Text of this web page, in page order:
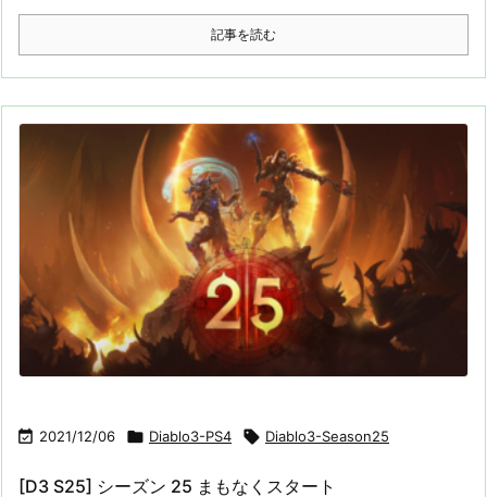
記事を読む
 2021/12/06  Diablo3-PS4  Diablo3-Season25
[D3 S25] シーズン 25 まもなくスタート